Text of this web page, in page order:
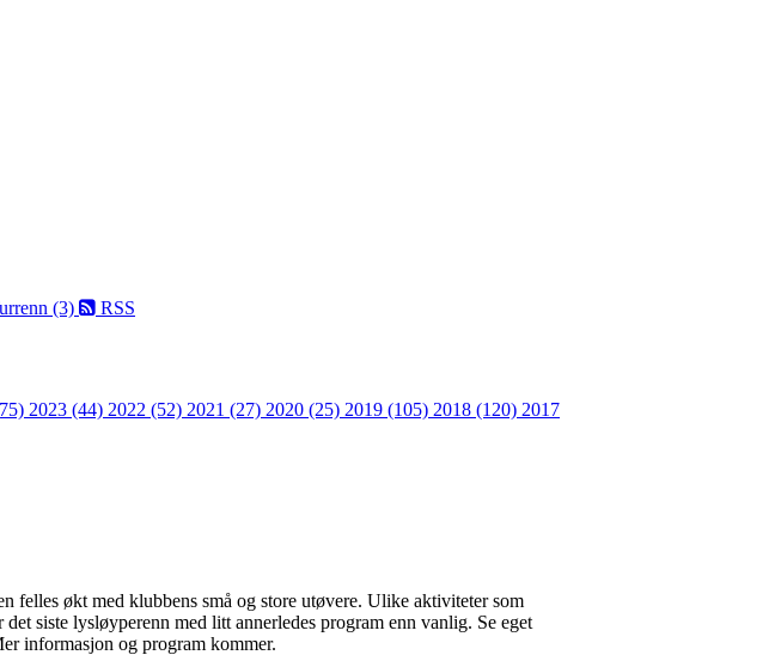
(3) RSS
2023 (44) 2022 (52) 2021 (27) 2020 (25) 2019 (105) 2018 (120) 2017
felles økt med klubbens små og store utøvere. Ulike aktiviteter som
siste lysløyperenn med litt annerledes program enn vanlig. Se eget
informasjon og program kommer.